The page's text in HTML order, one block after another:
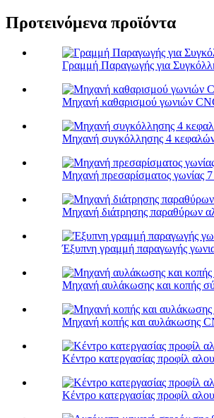
Προτεινόμενα προϊόντα
Γραμμή Παραγωγής για
Μηχανή καθαρισμού γωνιών
Μηχανή συγκόλλησης 4
Μηχανή πρεσαρίσματος γωνίας
Μηχανή διάτρησης παραθύρων
Έξυπνη γραμμή παραγωγής
Μηχανή αυλάκωσης και κοπής
Μηχανή κοπής και αυλάκωσης
Κέντρο κατεργασίας προφίλ
Κέντρο κατεργασίας προφίλ